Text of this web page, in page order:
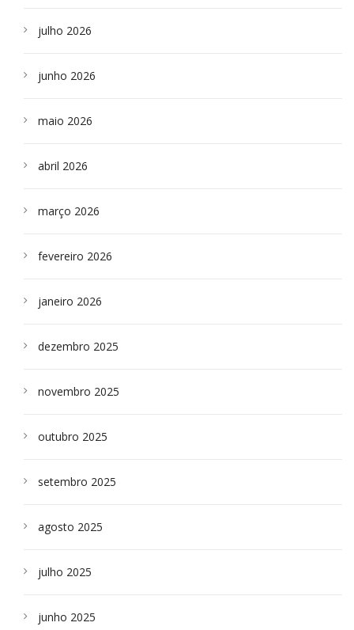
julho 2026
junho 2026
maio 2026
abril 2026
março 2026
fevereiro 2026
janeiro 2026
dezembro 2025
novembro 2025
outubro 2025
setembro 2025
agosto 2025
julho 2025
junho 2025